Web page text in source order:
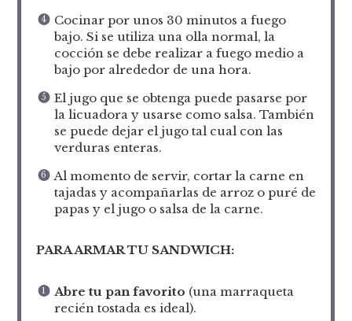
Cocinar por unos 30 minutos a fuego
bajo. Si se utiliza una olla normal, la
cocción se debe realizar a fuego medio a
bajo por alrededor de una hora.
El jugo que se obtenga puede pasarse por
la licuadora y usarse como salsa. También
se puede dejar el jugo tal cual con las
verduras enteras.
Al momento de servir, cortar la carne en
tajadas y acompañarlas de arroz o puré de
papas y el jugo o salsa de la carne.
PARA ARMAR TU SANDWICH:
Abre tu pan favorito (una marraqueta
recién tostada es ideal).